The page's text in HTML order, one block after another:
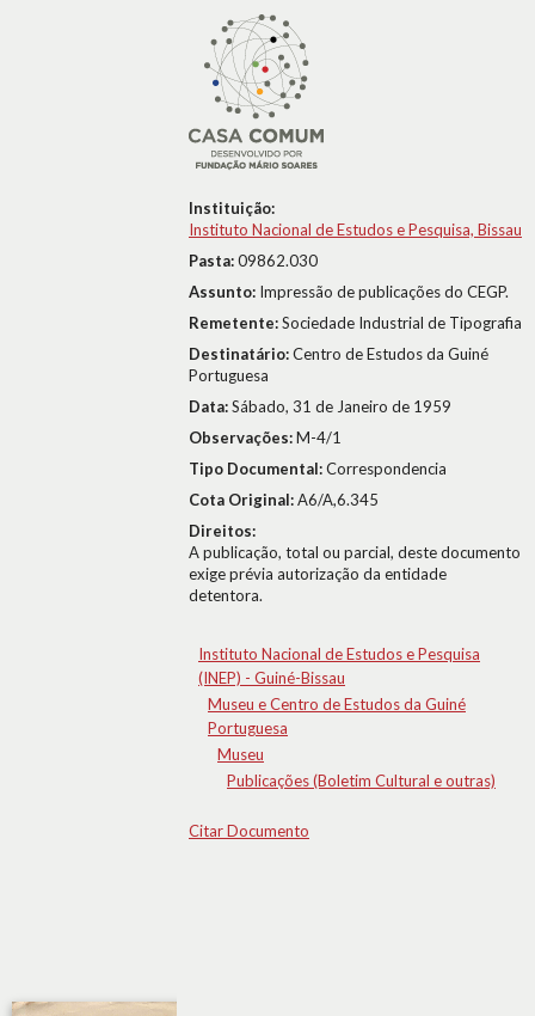
Instituição:
Instituto Nacional de Estudos e Pesquisa, Bissau
Pasta:09862.030
Assunto: Impressão de publicações do CEGP.
Remetente:Sociedade Industrial de Tipografia
Destinatário:Centro de Estudos da Guiné
Portuguesa
Data:Sábado, 31 de Janeiro de 1959
Observações:M-4/1
Tipo Documental:Correspondencia
Cota Original:A6/A,6.345
Direitos:
A publicação, total ou parcial, deste documento
exige prévia autorização da entidade
detentora.
Instituto Nacional de Estudos e Pesquisa
(INEP) - Guiné-Bissau
Museu e Centro de Estudos da Guiné
Portuguesa
Museu
Publicações (Boletim Cultural e outras)
Citar Documento